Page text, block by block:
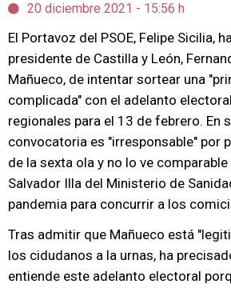
20 diciembre 2021 - 15:56 h
El Portavoz del PSOE, Felipe Sicilia,
presidente de Castilla y León,
Mañueco, de intentar sortear una
complicada" con el adelanto
regionales para el 13 de febrero. En
convocatoria es "irresponsable" por
de la sexta ola y no lo ve
Salvador Illa del Ministerio de
pandemia para concurrir a los
Tras admitir que Mañueco está
los cidudanos a la urnas, ha
entiende este adelanto electoral